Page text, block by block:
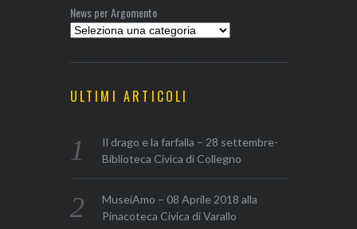
News per Argomento
ULTIMI ARTICOLI
Il drago e la farfalla – 28 settembre-
Biblioteca Civica di Collegno
MuseiAmo – 08 Aprile 2018 alla
Pinacoteca Civica di Varallo